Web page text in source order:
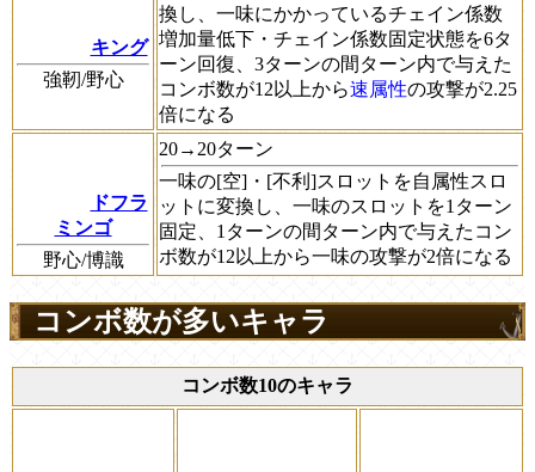
キング
強靭/野心
換し、一味にかかっているチェイン係数
増加量低下・チェイン係数固定状態を6タ
ーン回復、3ターンの間ターン内で与えた
コンボ数が12以上から速属性の攻撃が2.25
倍になる
ドフラ
ミンゴ
野心/博識
20→20ターン
一味の[空]・[不利]スロットを自属性スロ
ットに変換し、一味のスロットを1ターン
固定、1ターンの間ターン内で与えたコン
ボ数が12以上から一味の攻撃が2倍になる
コンボ数が多いキャラ
コンボ数10のキャラ